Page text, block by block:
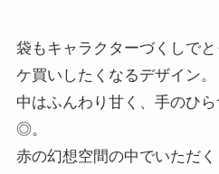
袋もキャラクターづくしで
ケ買いしたくなるデザイン。
中はふんわり甘く、手のひ
◎。
赤の幻想空間の中でいただ